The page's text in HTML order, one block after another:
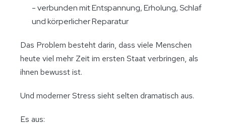
- verbunden mit Entspannung, Erholung, Schlaf
und körperlicher Reparatur
Das Problem besteht darin, dass viele Menschen
heute viel mehr Zeit im ersten Staat verbringen, als
ihnen bewusst ist.
Und moderner Stress sieht selten dramatisch aus.
Es aus: